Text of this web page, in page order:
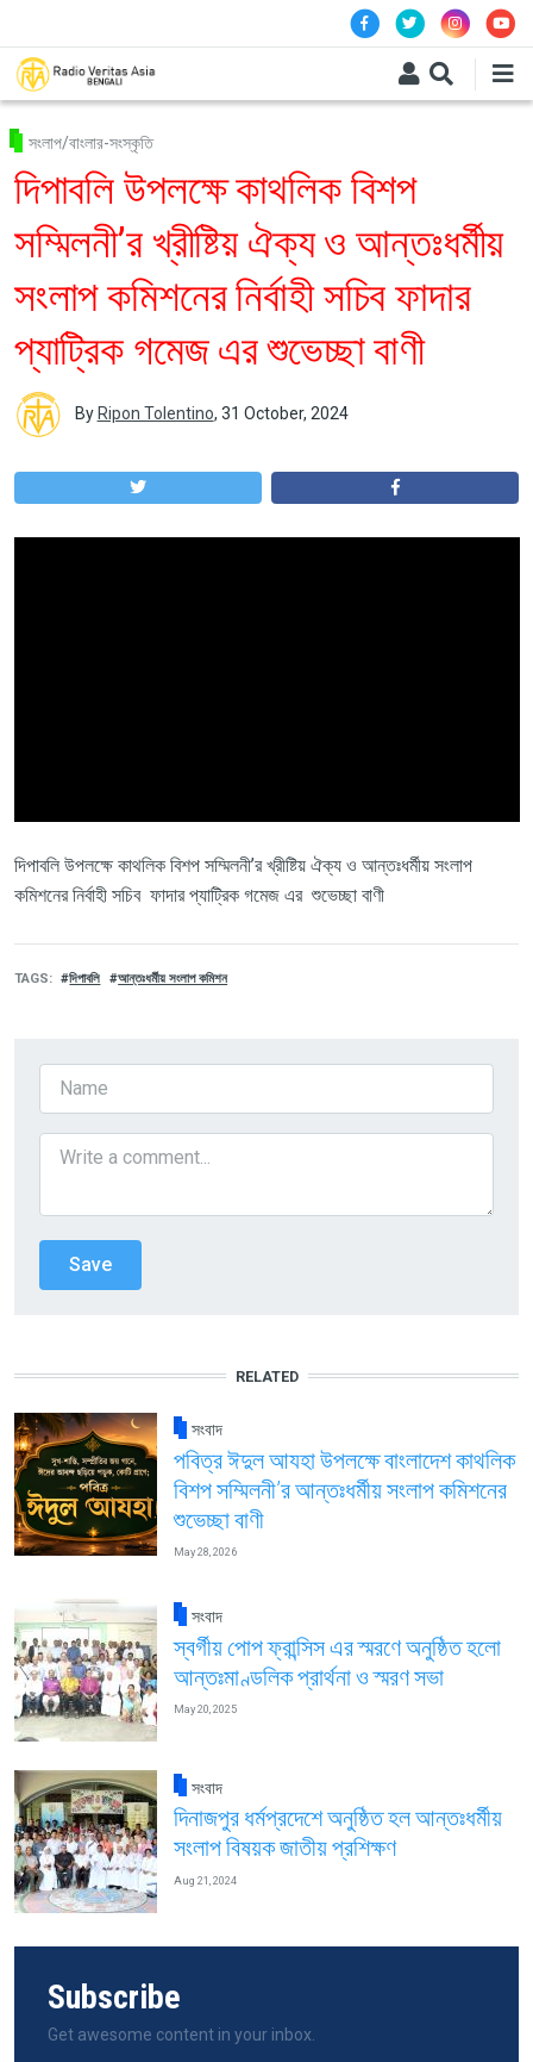
সংলাপ/বাংলার-সংস্কৃতি
দিপাবলি উপলক্ষে কাথলিক বিশপ
সম্মিলনী’র খ্রীষ্টিয় ঐক্য ও আন্তঃধর্মীয়
সংলাপ কমিশনের নির্বাহী সচিব ফাদার
প্যাট্রিক গমেজ এর শুভেচ্ছা বাণী
By Ripon Tolentino, 31 October, 2024
দিপাবলি উপলক্ষে কাথলিক বিশপ সম্মিলনী’র খ্রীষ্টিয় ঐক্য ও আন্তঃধর্মীয় সংলাপ
কমিশনের নির্বাহী সচিব ফাদার প্যাট্রিক গমেজ এর শুভেচ্ছা বাণী
TAGS দিপাবলি আন্তঃধর্মীয় সংলাপ কমিশন
RELATED
সংবাদ
পবিত্র ঈদুল আযহা উপলক্ষে বাংলাদেশ কাথলিক
বিশপ সম্মিলনী’র আন্তঃধর্মীয় সংলাপ কমিশনের
শুভেচ্ছা বাণী
May 28, 2026
সংবাদ
স্বর্গীয় পোপ ফ্রান্সিস এর স্মরণে অনুষ্ঠিত হলো
আন্তঃমাণ্ডলিক প্রার্থনা ও স্মরণ সভা
May 20, 2025
সংবাদ
দিনাজপুর ধর্মপ্রদেশে অনুষ্ঠিত হল আন্তঃধর্মীয়
সংলাপ বিষয়ক জাতীয় প্রশিক্ষণ
Aug 21, 2024
Subscribe
Get awesome content in your inbox.